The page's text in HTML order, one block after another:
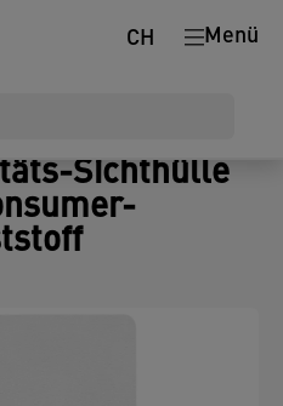
Menü
CH
Sichthülle